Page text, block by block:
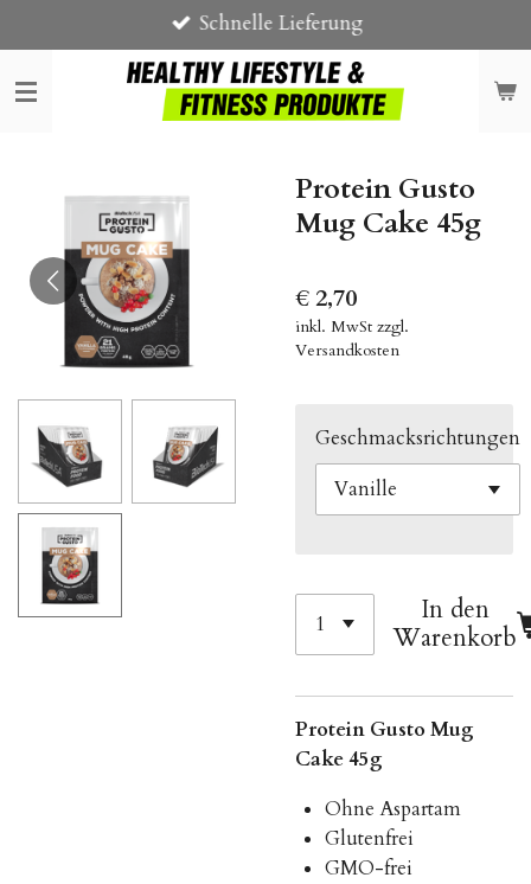
Hauptinhalt
springen
Schnelle Lieferung
Protein Gusto
Mug Cake 45g
€ 2,70
inkl. MwSt zzgl.
Versandkosten
Geschmacksrichtungen
In den
Warenkorb
Protein Gusto Mug
Cake 45g
Ohne Aspartam
Glutenfrei
GMO-frei